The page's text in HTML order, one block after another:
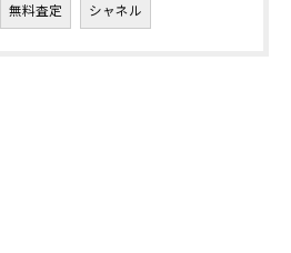
無料査定 シャネル